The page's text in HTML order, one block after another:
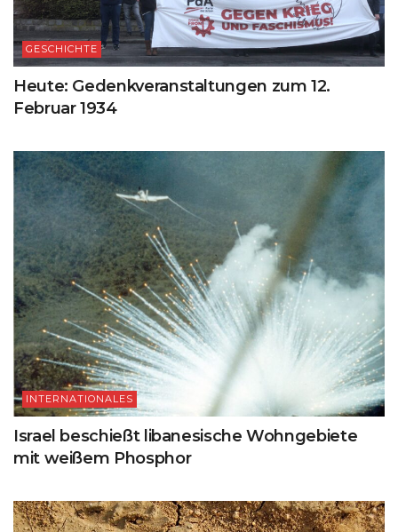
GESCHICHTE
Heute: Gedenkveranstaltungen zum 12.
Februar 1934
INTERNATIONALES
Israel beschießt libanesische Wohngebiete
mit weißem Phosphor